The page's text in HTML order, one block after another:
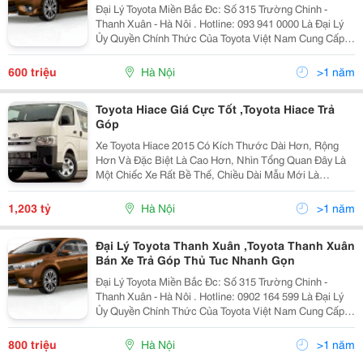
Đại Lý Toyota Miền Bắc Đc: Số 315 Trường Chinh -
Thanh Xuân - Hà Nôi . Hotline: 093 941 0000 Là Đại Lý
Ủy Quyền Chính Thức Của Toyota Việt Nam Cung Cấp
Các Sản Phẩm Xe Ô Tô Du Lịch , Xe Khách Mang
Thương Hiệu Toyota Tại Khu Vực Phía Bắ
600 triệu Hà Nội >1 năm
Toyota Hiace Giá Cực Tốt ,Toyota Hiace Trả
Góp
Xe Toyota Hiace 2015 Có Kích Thước Dài Hơn, Rộng
Hơn Và Đặc Biệt Là Cao Hơn, Nhìn Tổng Quan Đây Là
Một Chiếc Xe Rất Bề Thế, Chiều Dài Mẫu Mới Là
5.380Mm, Chiều Rộng 1.880Mm Và Chiều Cao
2.285Mm, Toyota Hiace 2015 Chiều Dài Tăng 54 Cm Và
Cao Hơn 18 Cm
1,203 tỷ Hà Nội >1 năm
Đại Lý Toyota Thanh Xuân ,Toyota Thanh Xuân
Bán Xe Trả Góp Thủ Tuc Nhanh Gọn
Đại Lý Toyota Miền Bắc Đc: Số 315 Trường Chinh -
Thanh Xuân - Hà Nôi . Hotline: 0902 164 599 Là Đại Lý
Ủy Quyền Chính Thức Của Toyota Việt Nam Cung Cấp
Các Sản Phẩm Xe Ô Tô Du Lịch , Xe Khách Mang
Thương Hiệu Toyota Tại Khu Vực Phía Bắ
800 triệu Hà Nội >1 năm